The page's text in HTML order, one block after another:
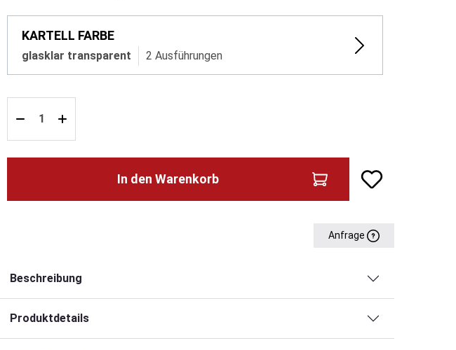
KARTELL FARBE
glasklar transparent 2 Ausführungen
In den Warenkorb
Anfrage
Beschreibung
Produktdetails